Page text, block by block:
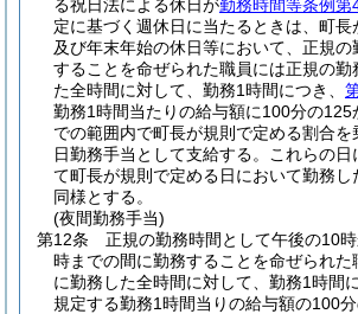
る祝日法による休日が勤務時間等条例第
定に基づく週休日に当たるときは、町長
及び年末年始の休日等において、正規の
することを命ぜられた職員には正規の勤
た全時間に対して、勤務1時間につき、
勤務1時間当たりの給与額に100分の125
での範囲内で町長が規則で定める割合
日勤務手当として支給する。
これらの日
て町長が規則で定める日において勤務し
同様とする。
(夜間勤務手当)
第12条
正規の勤務時間として午後の10
時までの間に勤務することを命ぜられた
に勤務した全時間に対して、勤務1時間に
規定する勤務1時間当りの給与額の100